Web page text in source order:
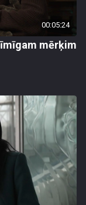
00:05:24
mērķim